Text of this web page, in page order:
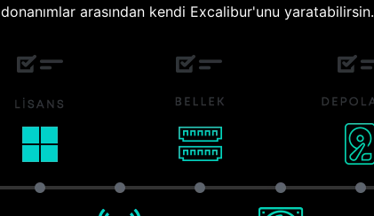
donanımlar arasından kendi Excalibur'unu yaratabilirsin.